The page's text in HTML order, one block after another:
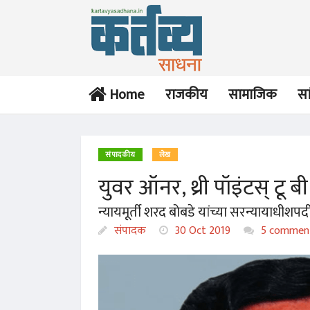
Home राजकीय सामाजिक
संपादकीय लेख
युवर ऑनर, थ्री पॉइंटस् टू
न्यायमूर्ती शरद बोबडे यांच्या
संपादक 30 Oct 2019 5